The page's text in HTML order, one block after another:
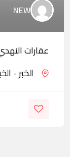
NEW
عقارات
الخبر -